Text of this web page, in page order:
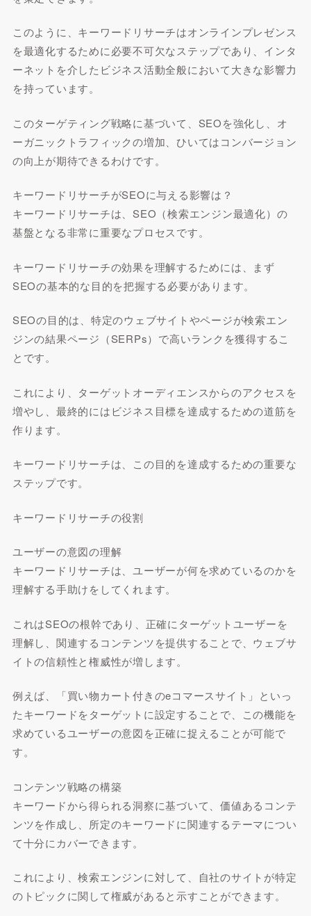
このように、キーワードリサーチはオンラインプレゼンス
を最適化するために必要不可欠なステップであり、インタ
ーネットを介したビジネス活動全般において大きな影響力
を持っています。
このターゲティング戦略に基づいて、SEOを強化し、オ
ーガニックトラフィックの増加、ひいてはコンバージョン
の向上が期待できるわけです。
キーワードリサーチがSEOに与える影響は？
キーワードリサーチは、SEO（検索エンジン最適化）の
基盤となる非常に重要なプロセスです。
キーワードリサーチの効果を理解するためには、まず
SEOの基本的な目的を把握する必要があります。
SEOの目的は、特定のウェブサイトやページが検索エン
ジンの結果ページ（SERPs）で高いランクを獲得するこ
とです。
これにより、ターゲットオーディエンスからのアクセスを
増やし、最終的にはビジネス目標を達成するための道筋を
作ります。
キーワードリサーチは、この目的を達成するための重要な
ステップです。
キーワードリサーチの役割
ユーザーの意図の理解
キーワードリサーチは、ユーザーが何を求めているのかを
理解する手助けをしてくれます。
これはSEOの根幹であり、正確にターゲットユーザーを
理解し、関連するコンテンツを提供することで、ウェブサ
イトの信頼性と権威性が増します。
例えば、「買い物カート付きのeコマースサイト」といっ
たキーワードをターゲットに設定することで、この機能を
求めているユーザーの意図を正確に捉えることが可能で
す。
コンテンツ戦略の構築
キーワードから得られる洞察に基づいて、価値あるコンテ
ンツを作成し、所定のキーワードに関連するテーマについ
て十分にカバーできます。
これにより、検索エンジンに対して、自社のサイトが特定
のトピックに関して権威があると示すことができます。